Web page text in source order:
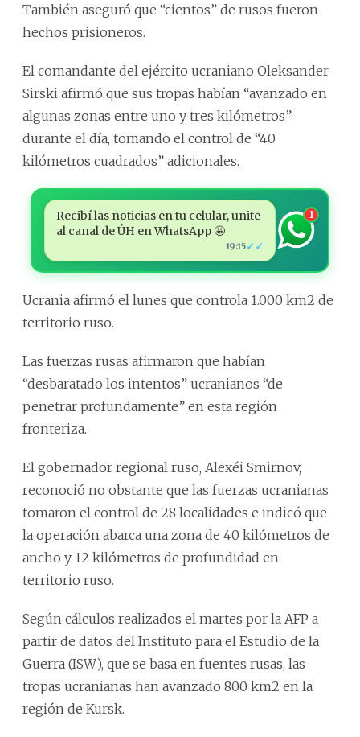
También aseguró que “cientos” de rusos fueron
hechos prisioneros.
El comandante del ejército ucraniano Oleksander
Sirski afirmó que sus tropas habían “avanzado en
algunas zonas entre uno y tres kilómetros”
durante el día, tomando el control de “40
kilómetros cuadrados” adicionales.
Recibí las noticias en tu celular, unite
al canal de ÚH en WhatsApp 🤩
19:15✓✓
1
Ucrania afirmó el lunes que controla 1.000 km2 de
territorio ruso.
Las fuerzas rusas afirmaron que habían
“desbaratado los intentos” ucranianos “de
penetrar profundamente” en esta región
fronteriza.
El gobernador regional ruso, Alexéi Smirnov,
reconoció no obstante que las fuerzas ucranianas
tomaron el control de 28 localidades e indicó que
la operación abarca una zona de 40 kilómetros de
ancho y 12 kilómetros de profundidad en
territorio ruso.
Según cálculos realizados el martes por la AFP a
partir de datos del Instituto para el Estudio de la
Guerra (ISW), que se basa en fuentes rusas, las
tropas ucranianas han avanzado 800 km2 en la
región de Kursk.